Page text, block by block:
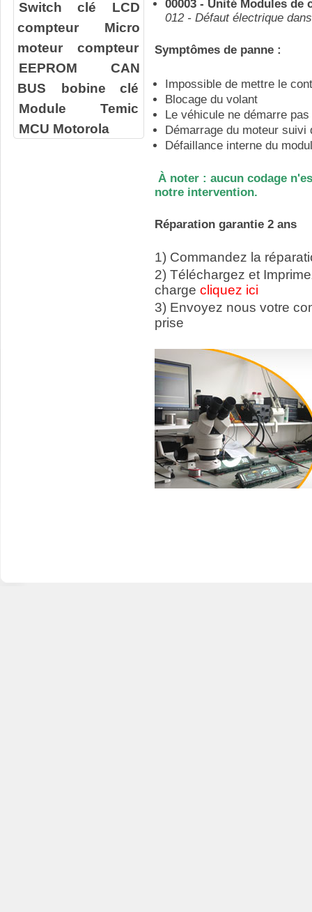
Switch clé
LCD
compteur
Micro
moteur compteur
EEPROM
CAN
BUS
bobine clé
Module Temic
MCU Motorola
00003 - Unité Modules de
012 - Défaut électrique
Symptômes de panne :
Impossible de mettre le
Blocage du volant
Le véhicule ne démarre pas
Démarrage du moteur suivi
Défaillance interne du
À noter : aucun codage
notre intervention.
Réparation garantie 2 ans
1) Commandez la
2) Téléchargez et
charge cliquez ici
3) Envoyez nous votre
prise